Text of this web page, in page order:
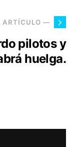
ARTÍCULO —
pilotos y
huelga.